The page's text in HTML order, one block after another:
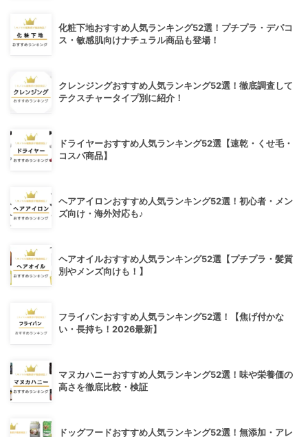
化粧下地おすすめ人気ランキング52選！プチプラ・デパコ
ス・敏感肌向けナチュラル商品も登場！
クレンジングおすすめ人気ランキング52選！徹底調査して
テクスチャータイプ別に紹介！
ドライヤーおすすめ人気ランキング52選【速乾・くせ毛・
コスパ商品】
ヘアアイロンおすすめ人気ランキング52選！初心者・メン
ズ向け・海外対応も♪
ヘアオイルおすすめ人気ランキング52選【プチプラ・髪質
別やメンズ向けも！】
フライパンおすすめ人気ランキング52選！【焦げ付かな
い・長持ち！2026最新】
マヌカハニーおすすめ人気ランキング52選！味や栄養価の
高さを徹底比較・検証
ドッグフードおすすめ人気ランキング52選！無添加・アレ